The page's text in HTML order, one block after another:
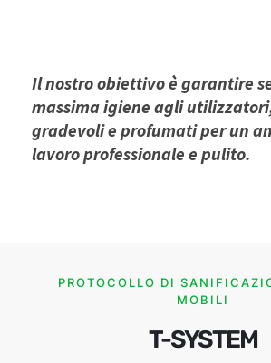
Il nostro obiettivo è garantire
massima igiene agli
gradevoli e profumati per un
lavoro professionale e pulito.
PROTOCOLLO DI
MOBILI
T-SYSTEM